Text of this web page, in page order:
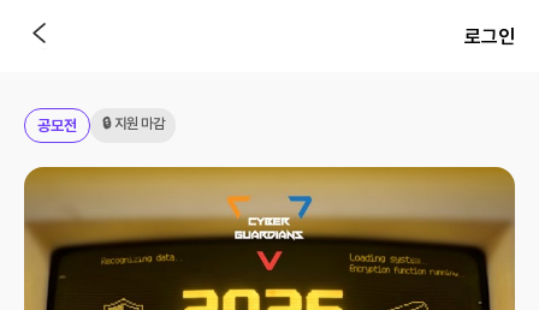
로그인
공모전 🔒 지원 마감